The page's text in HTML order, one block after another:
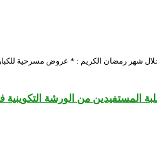
خلال شهر رمضان الكريم : * عروض مسرحية
المستفيدين من الورشة التكوينية